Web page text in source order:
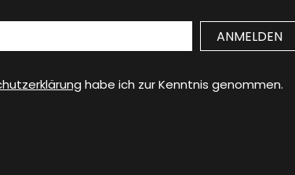
habe ich zur Kenntnis genommen.